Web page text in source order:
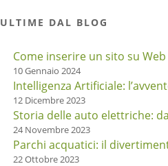
ULTIME DAL BLOG
Come inserire un sito su
10 Gennaio 2024
Intelligenza Artificiale:
12 Dicembre 2023
Storia delle auto elettriche:
24 Novembre 2023
Parchi acquatici: il
22 Ottobre 2023